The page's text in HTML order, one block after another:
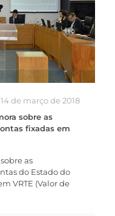
14 de março de 2018
sobre as
fixadas em
as
do Estado do
VRTE (Valor de